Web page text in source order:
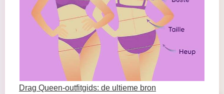
Drag Queen-outfitgids: de ultieme bron